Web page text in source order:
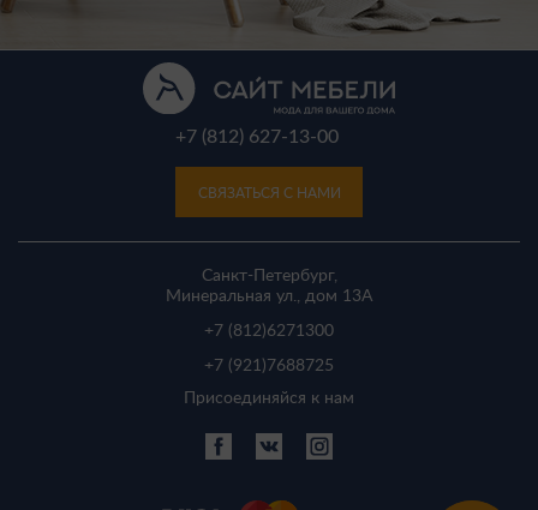
+7 (812) 627-13-00
СВЯЗАТЬСЯ С НАМИ
Санкт-Петербург,
Минеральная ул., дом 13A
+7 (812)6271300
+7 (921) 7688725
Присоединяйся к нам